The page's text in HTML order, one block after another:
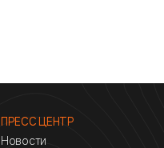
ПРЕСС ЦЕНТР
Новости